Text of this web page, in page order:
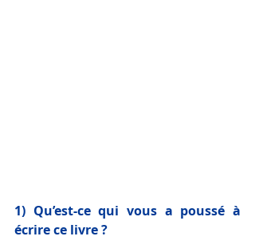
1) Qu’est-ce qui vous a poussé à
écrire ce livre ?